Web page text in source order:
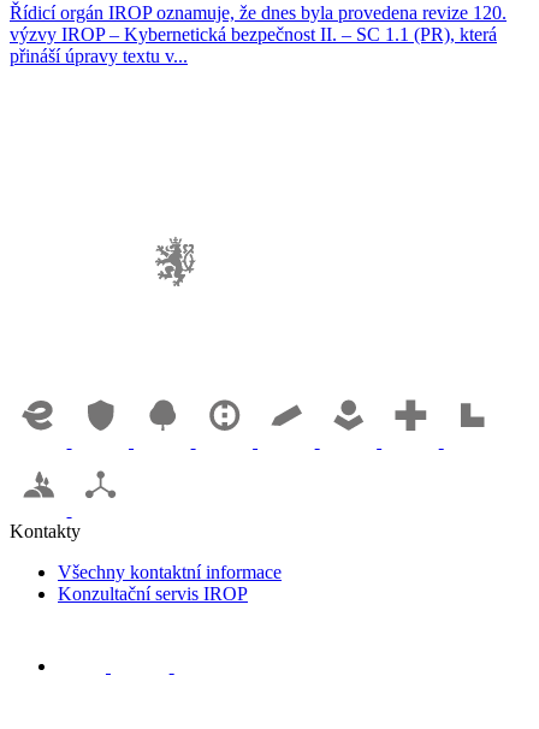
Řídicí orgán IROP oznamuje, že dnes byla provedena revize 120.
výzvy IROP – Kybernetická bezpečnost II. – SC 1.1 (PR), která
přináší úpravy textu v...
Kontakty
Všechny kontaktní informace
Konzultační servis IROP